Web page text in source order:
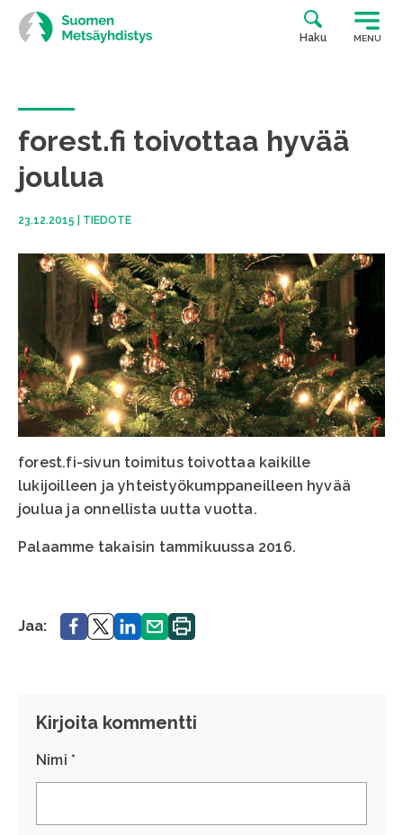
Siirry
suoraan
sisältöön
Haku MENU
forest.fi toivottaa hyvää
joulua
23.12.2015 TIEDOTE
forest.fi-sivun toimitus toivottaa kaikille
lukijoilleen ja yhteistyökumppaneilleen hyvää
joulua ja onnellista uutta vuotta.
Palaamme takaisin tammikuussa 2016.
Jaa: Jaa. Jaa.Jaa. Jaa. Tulosta
sivu.
Kirjoita kommentti
Nimi *